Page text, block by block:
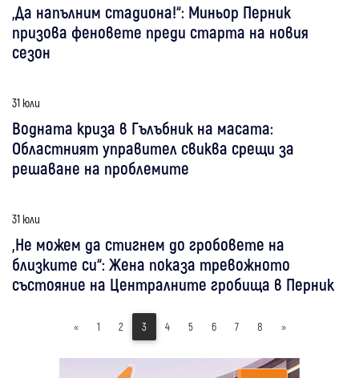
„Да напълним стадиона!“: Миньор Перник
призова феновете преди старта на новия
сезон
31 юли
Водната криза в Гълъбник на масата:
Областният управител свиква срещи за
решаване на проблемите
31 юли
„Не можем да стигнем до гробовете на
близките си“: Жена показа тревожното
състояние на Централните гробища в Перник
« 1 2 3 4 5 6 7 8 »